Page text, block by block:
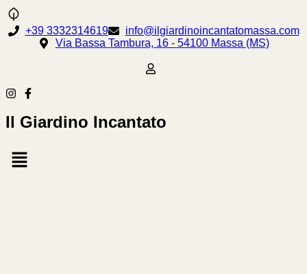
+39 3332314619
info@ilgiardinoincantatomassa.com
Via Bassa Tambura, 16 - 54100 Massa (MS)
Il Giardino Incantato
Menu